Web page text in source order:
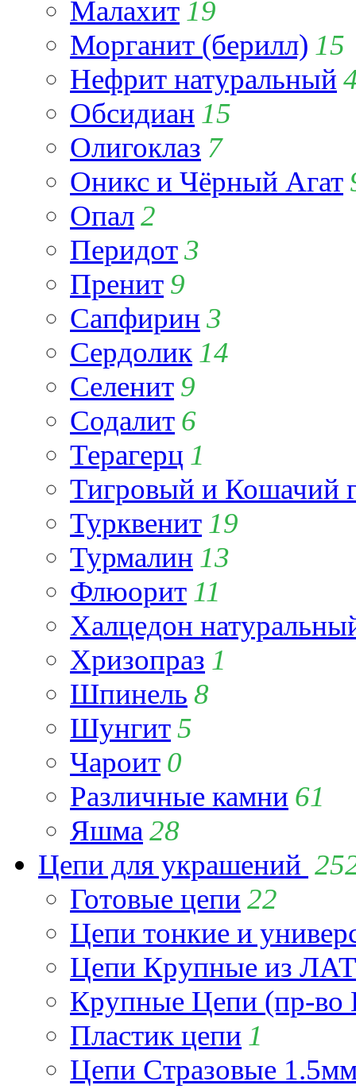
Малахит 19
Морганит (берилл) 15
Нефрит натуральный
Обсидиан 15
Олигоклаз 7
Оникс и Чёрный Агат
Опал2
Перидот3
Пренит 9
Сапфирин 3
Сердолик 14
Селенит 9
Содалит 6
Терагерц 1
Тигровый и Кошачий
Турквенит 19
Турмалин 13
Флюорит 11
Халцедон
Хризопраз 1
Шпинель 8
Шунгит5
Чароит 0
Различные камни 61
Яшма 28
Цепи для украшений
Готовые цепи 22
Цепи тонкие и
Цепи Крупные из
Крупные Цепи (пр-во
Пластик цепи 1
Цепи Стразовые